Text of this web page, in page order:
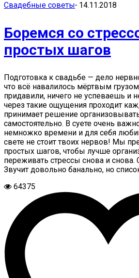
Свадебные советы- 14.11.2018
Боремся со
простых шагов
Подготовка к свадьбе — дело
что всё навалилось мёртвым
придавили, ничего не успеваешь и
через такие ощущения проходит
принимает решение
самостоятельно. В суете очень
немножко времени и для себя
свете не стоит твоих нервов! Мы
простых шагов, чтобы лучше
переживать стрессы снова и снова.
Звучит довольно банально, но
64375